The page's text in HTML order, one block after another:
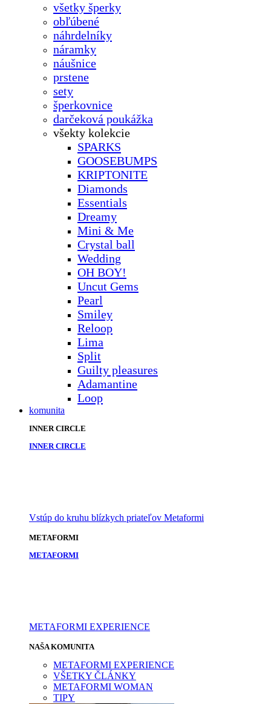
všetky šperky
obľúbené
náhrdelníky
náramky
náušnice
prstene
sety
šperkovnice
darčeková poukážka
všekty kolekcie
SPARKS
GOOSEBUMPS
KRIPTONITE
Diamonds
Essentials
Dreamy
Mini & Me
Crystal ball
Wedding
OH BOY!
Uncut Gems
Pearl
Smiley
Reloop
Lima
Split
Guilty pleasures
Adamantine
Loop
komunita
INNER CIRCLE
INNER CIRCLE
Vstúp do kruhu blízkych priateľov Metaformi
METAFORMI
METAFORMI
METAFORMI EXPERIENCE
NAŠA KOMUNITA
METAFORMI EXPERIENCE
VŠETKY ČLÁNKY
METAFORMI WOMAN
TIPY